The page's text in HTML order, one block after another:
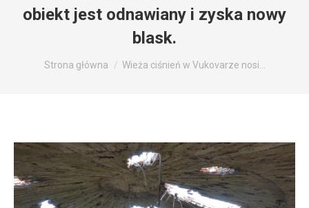
obiekt jest odnawiany i zyska nowy
blask.
Jesteś tutaj:
Strona główna Wieża ciśnień w Vukovarze nosi…